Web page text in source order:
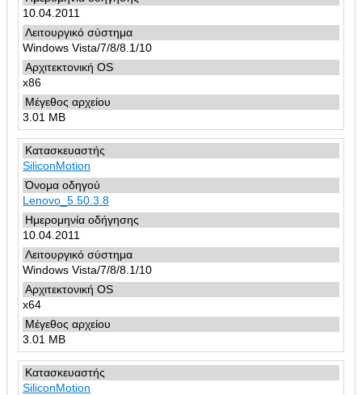
10.04.2011
Windows Vista/7/8/8.1/10
x86
3.01 MB
SiliconMotion
Lenovo_5.50.3.8
10.04.2011
Windows Vista/7/8/8.1/10
x64
3.01 MB
SiliconMotion